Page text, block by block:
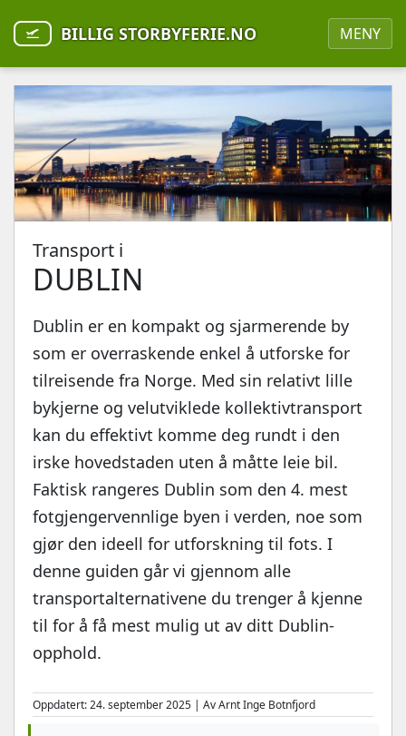
BILLIG STORBYFERIE.NO MENY
Transport i
DUBLIN
Dublin er en kompakt og sjarmerende by
som er overraskende enkel å utforske for
tilreisende fra Norge. Med sin relativt lille
bykjerne og velutviklede kollektivtransport
kan du effektivt komme deg rundt i den
irske hovedstaden uten å måtte leie bil.
Faktisk rangeres Dublin som den 4. mest
fotgjengervennlige byen i verden, noe som
gjør den ideell for utforskning til fots. I
denne guiden går vi gjennom alle
transportalternativene du trenger å kjenne
til for å få mest mulig ut av ditt Dublin-
opphold.
Oppdatert: 24. september 2025 | Av Arnt Inge Botnfjord